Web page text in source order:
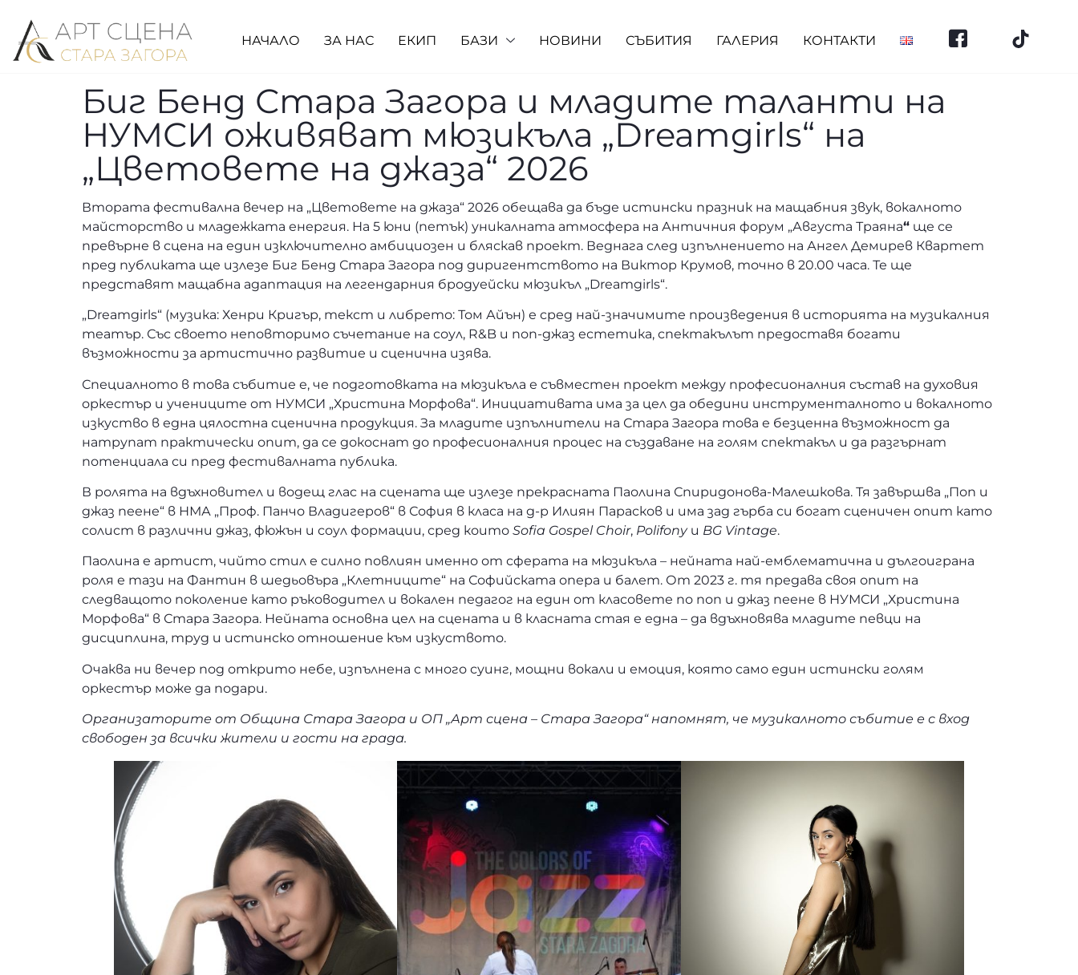
НАЧАЛО ЗА НАС ЕКИП БАЗИ НОВИНИ СЪБИТИЯ ГАЛЕРИЯ КОНТАКТИ
Биг Бенд Стара Загора и младите таланти на
НУМСИ оживяват мюзикъла „Dreamgirls“ на
„Цветовете на джаза“ 2026
Втората фестивална вечер на „Цветовете на джаза“ 2026 обещава да бъде истински празник на мащабния звук, вокалното
майсторство и младежката енергия. На 5 юни (петък) уникалната атмосфера на Античния форум „Августа Траяна“ ще се
превърне в сцена на един изключително амбициозен и бляскав проект. Веднага след изпълнението на Ангел Демирев Квартет
пред публиката ще излезе Биг Бенд Стара Загора под диригентството на Виктор Крумов, точно в 20.00 часа. Те ще
представят мащабна адаптация на легендарния бродуейски мюзикъл „Dreamgirls“.
„Dreamgirls“ (музика: Хенри Кригър, текст и либрето: Том Айън) е сред най-значимите произведения в историята на музикалния
театър. Със своето неповторимо съчетание на соул, R&B и поп-джаз естетика, спектакълът предоставя богати
възможности за артистично развитие и сценична изява.
Специалното в това събитие е, че подготовката на мюзикъла е съвместен проект между професионалния състав на духовия
оркестър и учениците от НУМСИ „Христина Морфова“. Инициативата има за цел да обедини инструменталното и вокалното
изкуство в една цялостна сценична продукция. За младите изпълнители на Стара Загора това е безценна възможност да
натрупат практически опит, да се докоснат до професионалния процес на създаване на голям спектакъл и да разгърнат
потенциала си пред фестивалната публика.
В ролята на вдъхновител и водещ глас на сцената ще излезе прекрасната Паолина Спиридонова-Малешкова. Тя завършва „Поп и
джаз пеене“ в НМА „Проф. Панчо Владигеров“ в София в класа на д-р Илиян Парасков и има зад гърба си богат сценичен опит като
солист в различни джаз, фюжън и соул формации, сред които Sofia Gospel Choir, Polifonyи BG Vintage.
Паолина е артист, чийто стил е силно повлиян именно от сферата на мюзикъла – нейната най-емблематична и дългоиграна
роля е тази на Фантин в шедьовъра „Клетниците“ на Софийската опера и балет. От 2023 г. тя предава своя опит на
следващото поколение като ръководител и вокален педагог на един от класовете по поп и джаз пеене в НУМСИ „Христина
Морфова“ в Стара Загора. Нейната основна цел на сцената и в класната стая е една – да вдъхновява младите певци на
дисциплина, труд и истинско отношение към изкуството.
Очаква ни вечер под открито небе, изпълнена с много суинг, мощни вокали и емоция, която само един истински голям
оркестър може да подари.
Организаторите от Община Стара Загора и ОП „Арт сцена – Стара Загора“ напомнят, че музикалното събитие е с вход
свободен за всички жители и гости на града.